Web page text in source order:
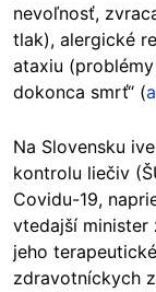
nevoľnosť,
tlak), alergické
ataxiu
dokonca smrť“ (
Na Slovensku
kontrolu liečiv
Covidu-19,
vtedajší minister
jeho
zdravotníckych